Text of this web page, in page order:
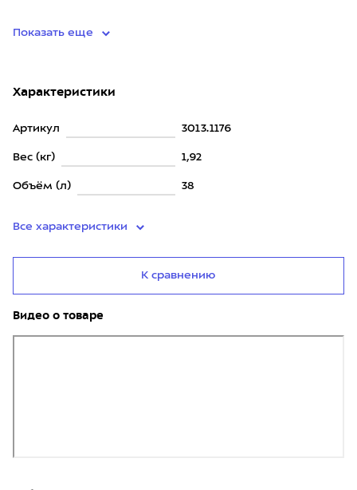
Показать еще
Характеристики
Артикул 3013.1176
Вес (кг) 1,92
Объём (л) 38
Все характеристики
К сравнению
Видео о товаре